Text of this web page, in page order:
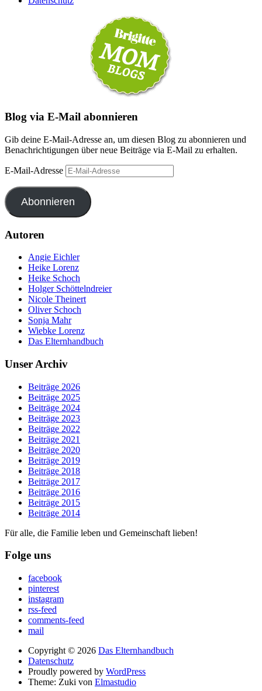
Blog via E-Mail abonnieren
Gib deine E-Mail-Adresse an, um diesen Blog zu abonnieren und
Benachrichtigungen über neue Beiträge via E-Mail zu erhalten.
E-Mail-Adresse
Abonnieren
Autoren
Angie Eichler
Heike Lorenz
Heike Schoch
Holger Schöttelndreier
Nicole Theinert
Oliver Schoch
Sonja Mahr
Wiebke Lorenz
Das Elternhandbuch
Unser Archiv
Beiträge 2026
Beiträge 2025
Beiträge 2024
Beiträge 2023
Beiträge 2022
Beiträge 2021
Beiträge 2020
Beiträge 2019
Beiträge 2018
Beiträge 2017
Beiträge 2016
Beiträge 2015
Beiträge 2014
Für alle, die Familie leben und Gemeinschaft lieben!
Folge uns
facebook
pinterest
instagram
rss-feed
comments-feed
mail
Copyright © 2026 Das Elternhandbuch
Datenschutz
Proudly powered by WordPress
Theme: Zuki von Elmastudio